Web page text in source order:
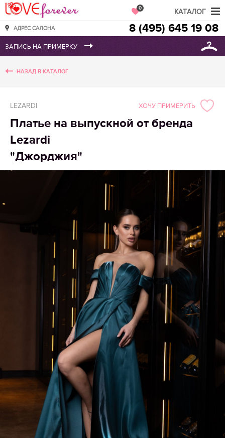
Love Forever
АДРЕС САЛОНА
0
8 (495) 645 19 08
НАЗАД В КАТАЛОГ
LEZARDI
Платье на выпускной от бренда
Lezardi
"Джорджия"
ХОЧУ ПРИМЕРИТЬ
КАТАЛОГ